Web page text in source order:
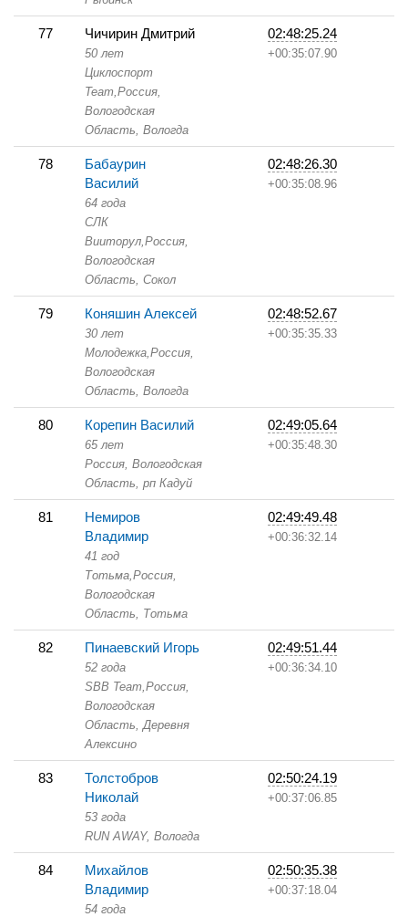
77 Чичирин Дмитрий
50 лет
Циклоспорт
Team,Россия,
Вологодская
Область, Вологда
02:48:25.24
+00:35:07.90
78
Бабаурин
Василий
64 года
СЛК
Вииторул,Россия,
Вологодская
Область, Сокол
02:48:26.30
+00:35:08.96
79 Коняшин Алексей
30 лет
Молодежка,Россия,
Вологодская
Область, Вологда
02:48:52.67
+00:35:35.33
80 Корепин Василий
65 лет
Россия, Вологодская
Область, рп Кадуй
02:49:05.64
+00:35:48.30
81
Немиров
Владимир
41 год
Тотьма,Россия,
Вологодская
Область, Тотьма
02:49:49.48
+00:36:32.14
82 Пинаевский Игорь
52 года
SBB Team,Россия,
Вологодская
Область, Деревня
Алексино
02:49:51.44
+00:36:34.10
83
Толстобров
Николай
53 года
RUN AWAY, Вологда
02:50:24.19
+00:37:06.85
84
Михайлов
Владимир
54 года
02:50:35.38
+00:37:18.04